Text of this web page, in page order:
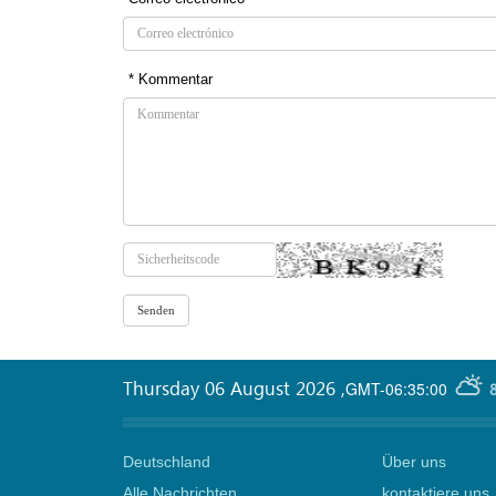
* Kommentar
GMT-06:35:00
Thursday 06 August 2026 ,
Deutschland
Über uns